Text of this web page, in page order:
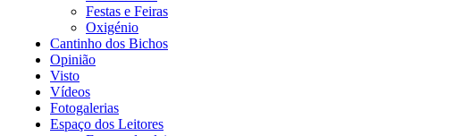
Festas e Feiras
Oxigénio
Cantinho dos Bichos
Opinião
Visto
Vídeos
Fotogalerias
Espaço dos Leitores